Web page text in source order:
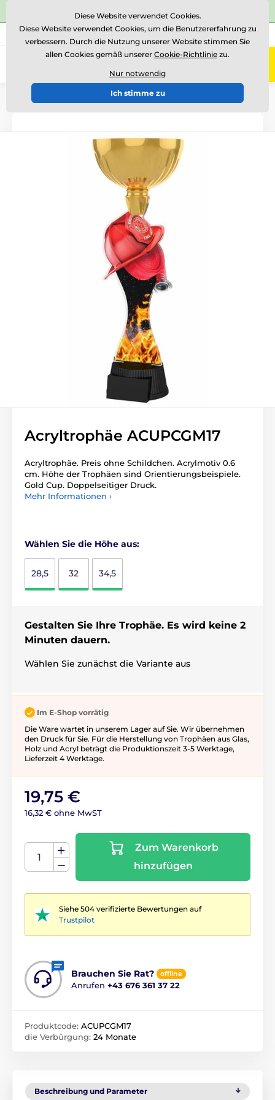
⭐Siehe 504 verifizierte Bewertungen auf
Rufen Sie uns an (Mo-Fr 15-18) +43 676 361 37 22
0
Einführung Acryltrophäen ACUPCG
Acryltrophäe ACUPCGM17
Acryltrophäe. Preis ohne Schildchen. Acrylmotiv 0.6
cm. Höhe der Trophäen sind Orientierungsbeispiele.
Gold Cup. Doppelseitiger Druck.
Mehr Informationen ›
Wählen Sie die Höhe aus:
28,5 32 34,5
Gestalten Sie Ihre Trophäe. Es wird keine 2
Minuten dauern.
Wählen Sie zunächst die Variante aus
Im E-Shop vorrätig
Die Ware wartet in unserem Lager auf Sie. Wir übernehmen
den Druck für Sie. Für die Herstellung von Trophäen aus Glas,
Holz und Acryl beträgt die Produktionszeit 3-5 ​​Werktage,
Lieferzeit 4 Werktage.
19,75 €
16,32 € ohne MwST
Zum Warenkorb
hinzufügen
Siehe 504 verifizierte Bewertungen auf
Trustpilot
Brauchen Sie Rat? offline
Anrufen +43 676 361 37 22
Produktcode: ACUPCGM17
die Verbürgung: 24 Monate
Beschreibung und Parameter
Diese Website verwendet Cookies.
Diese Website verwendet Cookies, um die Benutzererfahrung zu
verbessern. Durch die Nutzung unserer Website stimmen Sie
allen Cookies gemäß unserer Cookie-Richtlinie zu.
Nur notwendig
Ich stimme zu